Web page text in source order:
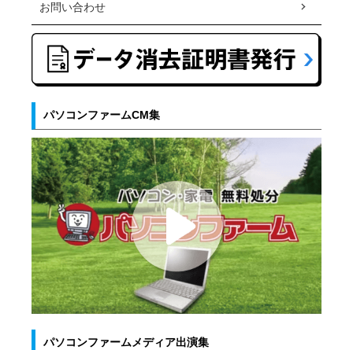
お問い合わせ
パソコンファームCM集
パソコンファームメディア出演集